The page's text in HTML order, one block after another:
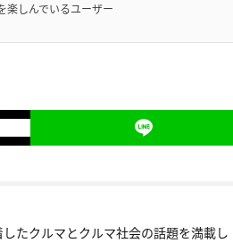
楽しんでいるユーザー
たクルマとクルマ社会の話題を満載し